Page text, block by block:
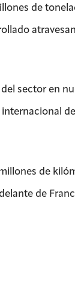
de
sector en
de
de